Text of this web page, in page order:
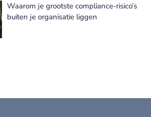
Waarom je grootste compliance-risico’s
buiten je organisatie liggen